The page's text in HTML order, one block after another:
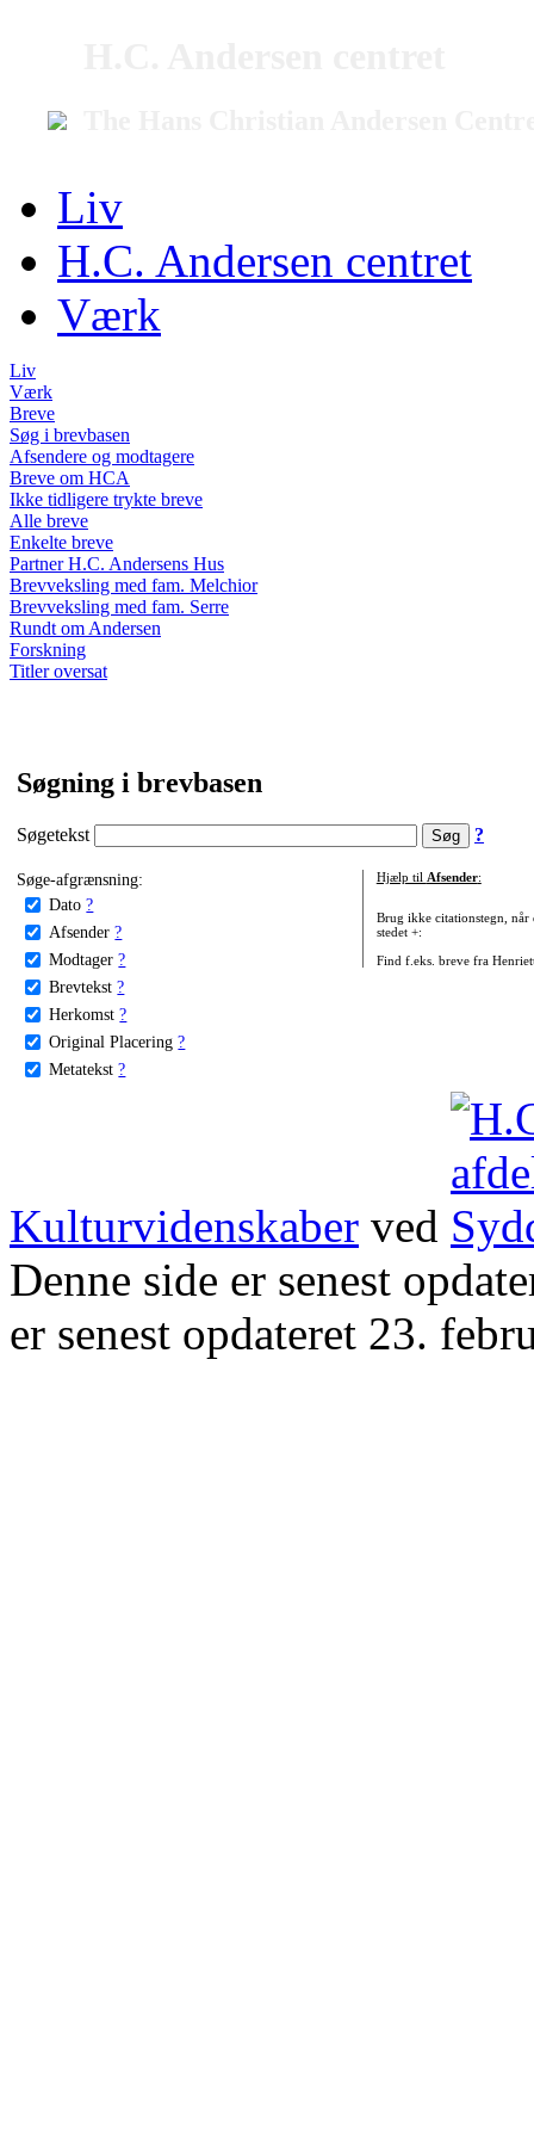
Liv
H.C. Andersen centret
Værk
Liv
Værk
Breve
Søg i brevbasen
Afsendere og modtagere
Breve om HCA
Ikke tidligere trykte breve
Alle breve
Enkelte breve
Partner H.C. Andersens Hus
Brevveksling med fam. Melchior
Brevveksling med fam. Serre
Rundt om Andersen
Forskning
Titler oversat
Søgning i brevbasen
Søgetekst ?
Søge-afgrænsning:
Dato ?
Afsender ?
Modtager ?
Brevtekst ?
Herkomst ?
Original Placering ?
Metatekst ?
Hjælp til Afsender:
Brug ikke citationstegn, når
stedet +:
Find f.eks. breve fra
Kulturvidenskaber ved
Denne side er senest
er senest opdateret 23.